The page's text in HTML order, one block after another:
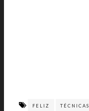
FELIZ TÉCNICAS